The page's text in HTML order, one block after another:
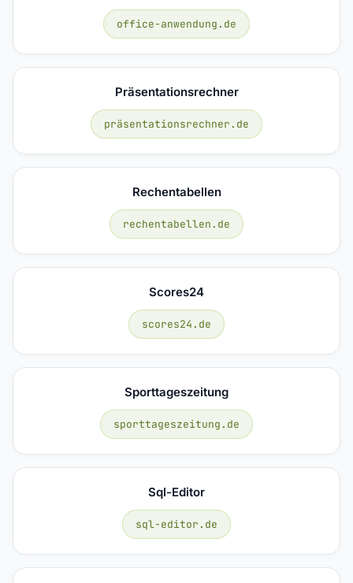
office-anwendung.de
Präsentationsrechner
präsentationsrechner.de
Rechentabellen
rechentabellen.de
Scores24
scores24.de
Sporttageszeitung
sporttageszeitung.de
Sql-Editor
sql-editor.de